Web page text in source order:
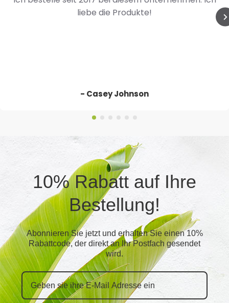
liebe die Produkte!
- Casey Johnson
10% Rabatt auf Ihre
Bestellung!
Abonnieren Sie jetzt und erhalten Sie einen 10%
Rabattcode, der direkt an Ihr Postfach gesendet
wird.